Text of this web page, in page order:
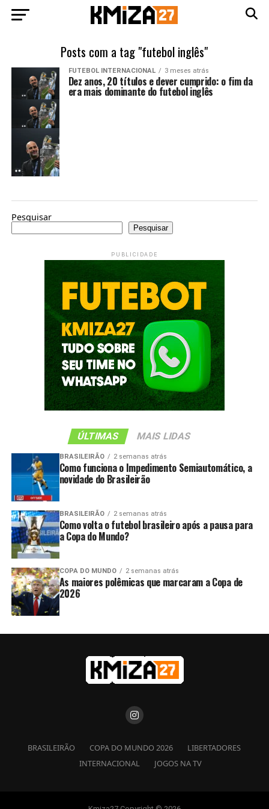
Posts com a tag "futebol inglês"
FUTEBOL INTERNACIONAL 3 meses atrás
Dez anos, 20 títulos e dever cumprido: o fim da
era mais dominante do futebol inglês
Pesquisar
Pesquisar
PUBLICIDADE
ÚLTIMAS MAIS LIDAS
BRASILEIRÃO 2 semanas atrás
Como funciona o Impedimento Semiautomático, a
novidade do Brasileirão
BRASILEIRÃO 2 semanas atrás
Como volta o futebol brasileiro após a pausa para
a Copa do Mundo?
COPA DO MUNDO 2 semanas atrás
As maiores polêmicas que marcaram a Copa de
2026
BRASILEIRÃO COPA DO MUNDO 2026
LIBERTADORES
INTERNACIONAL
JOGOS NA TV